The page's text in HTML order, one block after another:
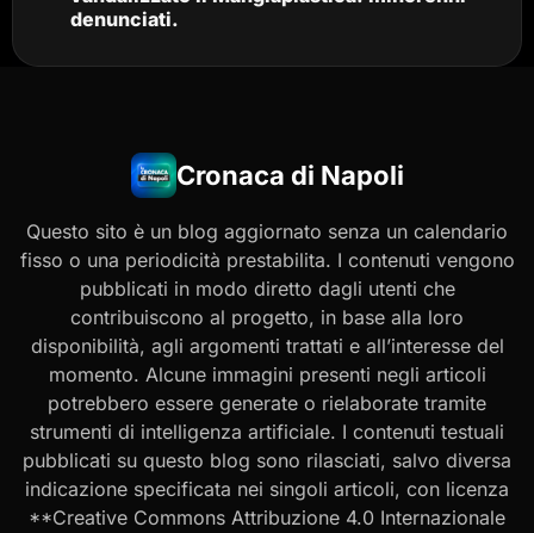
denunciati.
Cronaca di Napoli
Questo sito è un blog aggiornato senza un calendario
fisso o una periodicità prestabilita. I contenuti vengono
pubblicati in modo diretto dagli utenti che
contribuiscono al progetto, in base alla loro
disponibilità, agli argomenti trattati e all’interesse del
momento. Alcune immagini presenti negli articoli
potrebbero essere generate o rielaborate tramite
strumenti di intelligenza artificiale. I contenuti testuali
pubblicati su questo blog sono rilasciati, salvo diversa
indicazione specificata nei singoli articoli, con licenza
**Creative Commons Attribuzione 4.0 Internazionale